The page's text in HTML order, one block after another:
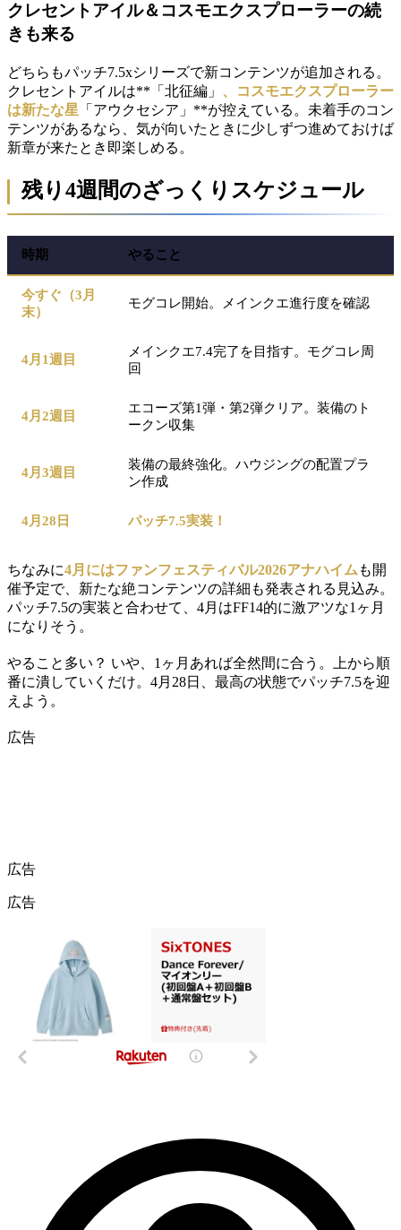
クレセントアイル＆コスモエクスプローラーの続
きも来る
どちらもパッチ7.5xシリーズで新コンテンツが追加される。
クレセントアイルは**「北征編」 、コスモエクスプローラー
は新たな星 「アウクセシア」**が控えている。未着手のコン
テンツがあるなら、気が向いたときに少しずつ進めておけば
新章が来たとき即楽しめる。
残り4週間のざっくりスケジュール
時期 やること
今すぐ（3月
末）
モグコレ開始。メインクエ進行度を確認
4月1週目
メインクエ7.4完了を目指す。モグコレ周
回
4月2週目
エコーズ第1弾・第2弾クリア。装備のト
ークン収集
4月3週目
装備の最終強化。ハウジングの配置プラ
ン作成
4月28日 パッチ7.5実装！
ちなみに4月にはファンフェスティバル2026アナハイム も開
催予定で、新たな絶コンテンツの詳細も発表される見込み。
パッチ7.5の実装と合わせて、4月はFF14的に激アツな1ヶ月
になりそう。
やること多い？ いや、1ヶ月あれば全然間に合う。上から順
番に潰していくだけ。4月28日、最高の状態でパッチ7.5を迎
えよう。
広告
広告
広告